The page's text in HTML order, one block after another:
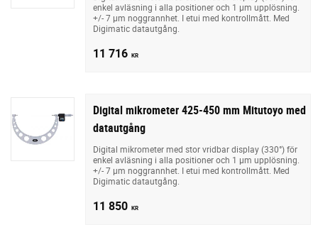
enkel avläsning i alla positioner och 1 µm upplösning.
+/- 7 µm noggrannhet. I etui med kontrollmått. Med
Digimatic datautgång.
11 716 KR
Digital mikrometer 425-450 mm Mitutoyo med
datautgång
Digital mikrometer med stor vridbar display (330°) för
enkel avläsning i alla positioner och 1 µm upplösning.
+/- 7 µm noggrannhet. I etui med kontrollmått. Med
Digimatic datautgång.
11 850 KR